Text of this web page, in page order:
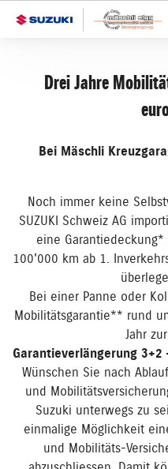
Drei Jahre
Bei Mäschli
Noch immer keine
SUZUKI Schweiz AG
eine
100'000 km ab 1.
Bei einer Panne oder
Mobilitätsgarantie** rund
Jahr
Garantieverlängerung 3+2
Wünschen Sie nach
und
Suzuki unterwegs zu
einmalige Möglichkeit
und Mobilitäts-